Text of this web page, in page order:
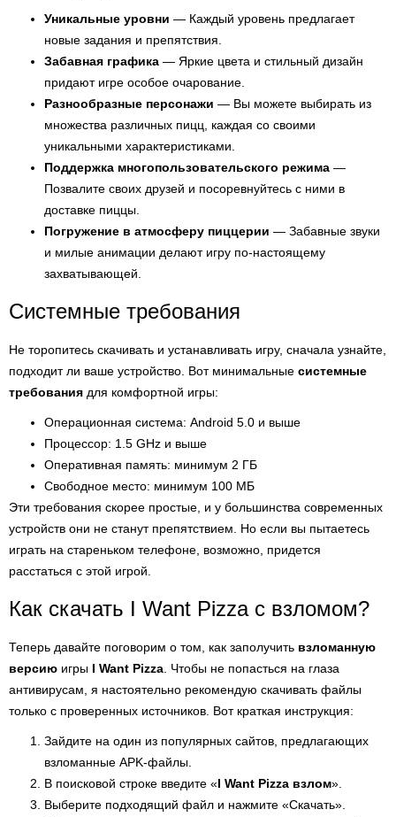
Уникальные уровни — Каждый уровень предлагает
новые задания и препятствия.
Забавная графика — Яркие цвета и стильный дизайн
придают игре особое очарование.
Разнообразные персонажи — Вы можете выбирать из
множества различных пицц, каждая со своими
уникальными характеристиками.
Поддержка многопользовательского режима —
Позвалите своих друзей и посоревнуйтесь с ними в
доставке пиццы.
Погружение в атмосферу пиццерии — Забавные звуки
и милые анимации делают игру по-настоящему
захватывающей.
Системные требования
Не торопитесь скачивать и устанавливать игру, сначала узнайте,
подходит ли ваше устройство. Вот минимальные системные
требования для комфортной игры:
Операционная система: Android 5.0 и выше
Процессор: 1.5 GHz и выше
Оперативная память: минимум 2 ГБ
Свободное место: минимум 100 МБ
Эти требования скорее простые, и у большинства современных
устройств они не станут препятствием. Но если вы пытаетесь
играть на стареньком телефоне, возможно, придется
расстаться с этой игрой.
Как скачать I Want Pizza с взломом?
Теперь давайте поговорим о том, как заполучить взломанную
версию игры I Want Pizza . Чтобы не попасться на глаза
антивирусам, я настоятельно рекомендую скачивать файлы
только с проверенных источников. Вот краткая инструкция:
Зайдите на один из популярных сайтов, предлагающих
взломанные APK-файлы.
В поисковой строке введите «I Want Pizza взлом».
Выберите подходящий файл и нажмите «Скачать».